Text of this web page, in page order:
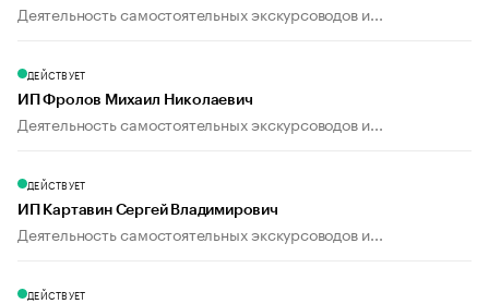
Деятельность самостоятельных экскурсоводов и...
ДЕЙСТВУЕТ
ИП Фролов Михаил Николаевич
Деятельность самостоятельных экскурсоводов и...
ДЕЙСТВУЕТ
ИП Картавин Сергей Владимирович
Деятельность самостоятельных экскурсоводов и...
ДЕЙСТВУЕТ